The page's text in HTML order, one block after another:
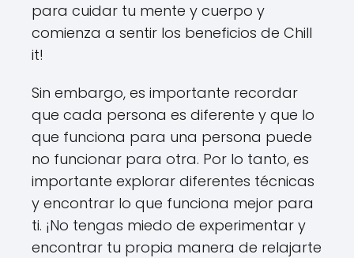
para cuidar tu mente y cuerpo y
comienza a sentir los beneficios de Chill
it!
Sin embargo, es importante recordar
que cada persona es diferente y que lo
que funciona para una persona puede
no funcionar para otra. Por lo tanto, es
importante explorar diferentes técnicas
y encontrar lo que funciona mejor para
ti. ¡No tengas miedo de experimentar y
encontrar tu propia manera de relajarte